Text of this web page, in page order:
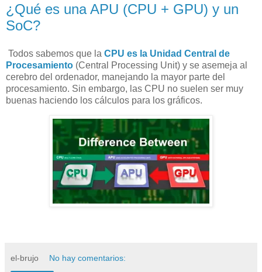
¿Qué es una APU (CPU + GPU) y un
SoC?
Todos sabemos que la CPU es la Unidad Central de
Procesamiento (Central Processing Unit) y se asemeja al
cerebro del ordenador, manejando la mayor parte del
procesamiento. Sin embargo, las CPU no suelen ser muy
buenas haciendo los cálculos para los gráficos.
el-brujo No hay comentarios: